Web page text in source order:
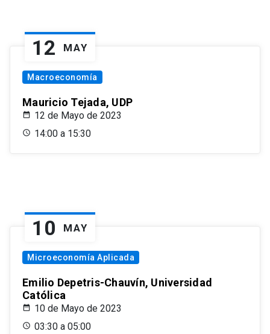
12 MAY
Macroeconomía
Mauricio Tejada, UDP
12 de Mayo de 2023
14:00 a 15:30
10 MAY
Microeconomía Aplicada
Emilio Depetris-Chauvín, Universidad
Católica
10 de Mayo de 2023
03:30 a 05:00